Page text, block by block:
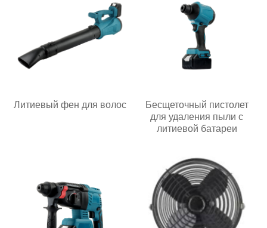
Литиевый фен для волос
Бесщеточный пистолет
для удаления пыли с
литиевой батареи